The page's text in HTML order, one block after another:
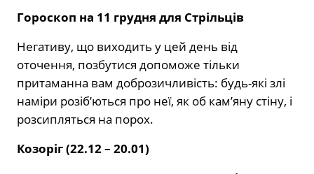
Гороскоп на 11 грудня для Стрільців
Негативу, що виходить у цей день від
оточення, позбутися допоможе тільки
притаманна вам доброзичливість: будь-які злі
наміри розіб’ються про неї, як об кам’яну стіну, і
розсипляться на порох.
Козоріг (22.12 – 20.01)